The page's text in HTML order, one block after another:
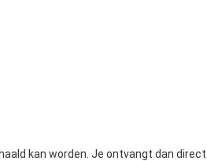
kan worden. Je ontvangt dan